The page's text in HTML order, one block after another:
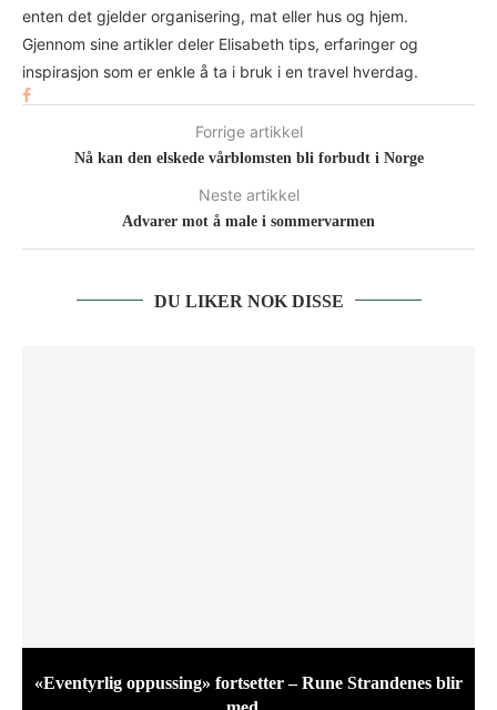
enten det gjelder organisering, mat eller hus og hjem.
Gjennom sine artikler deler Elisabeth tips, erfaringer og
inspirasjon som er enkle å ta i bruk i en travel hverdag.
Forrige artikkel
Nå kan den elskede vårblomsten bli forbudt i Norge
Neste artikkel
Advarer mot å male i sommervarmen
DU LIKER NOK DISSE
«Eventyrlig oppussing» fortsetter – Rune Strandenes blir